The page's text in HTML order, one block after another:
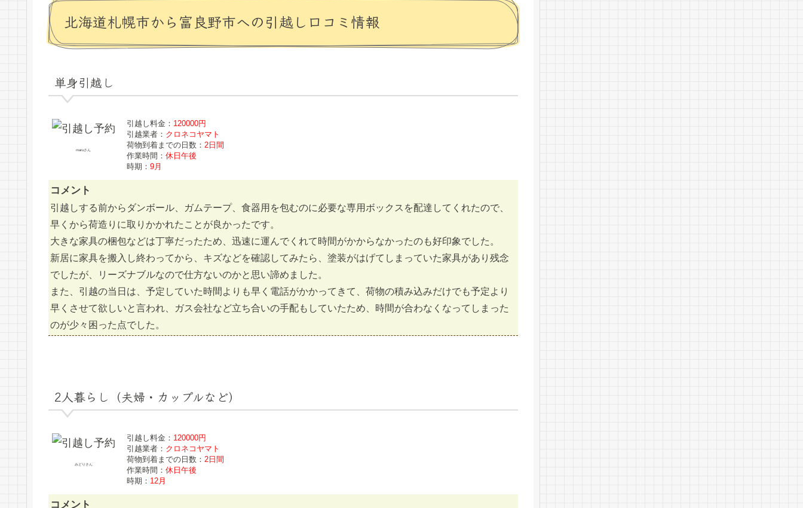
北海道札幌市から富良野市への引越し口コミ情報
単身引越し
maruさん
引越し料金： 120000円
引越業者： クロネコヤマト
荷物到着までの日数： 2日間
作業時間： 休日午後
時期： 9月
コメント
引越しする前からダンボール、ガムテープ、食器用を包むのに必要な専用ボックスを配達してくれたので、
早くから荷造りに取りかかれたことが良かったです。
大きな家具の梱包などは丁寧だったため、迅速に運んでくれて時間がかからなかったのも好印象でした。
新居に家具を搬入し終わってから、キズなどを確認してみたら、塗装がはげてしまっていた家具があり残念
でしたが、リーズナブルなので仕方ないのかと思い諦めました。
また、引越の当日は、予定していた時間よりも早く電話がかかってきて、荷物の積み込みだけでも予定より
早くさせて欲しいと言われ、ガス会社など立ち合いの手配もしていたため、時間が合わなくなってしまった
のが少々困った点でした。
2人暮らし（夫婦・カップルなど）
みどりさん
引越し料金： 120000円
引越業者： クロネコヤマト
荷物到着までの日数： 2日間
作業時間： 休日午後
時期： 12月
コメント